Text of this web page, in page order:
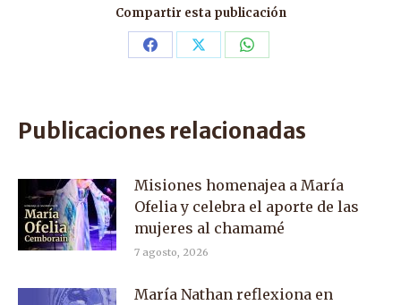
Compartir esta publicación
Share Share Share
Publicaciones relacionadas
Misiones homenajea a María
Ofelia y celebra el aporte de las
mujeres al chamamé
7 agosto, 2026
María Nathan reflexiona en